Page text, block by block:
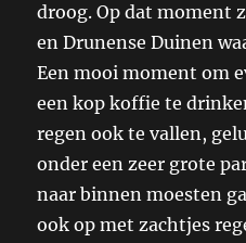
droog. Op dat moment
en Drunense Duinen
Een mooi moment om
een kop koffie te
regen ook te vallen,
onder een zeer grote
naar binnen moesten
ook op met zachtjes